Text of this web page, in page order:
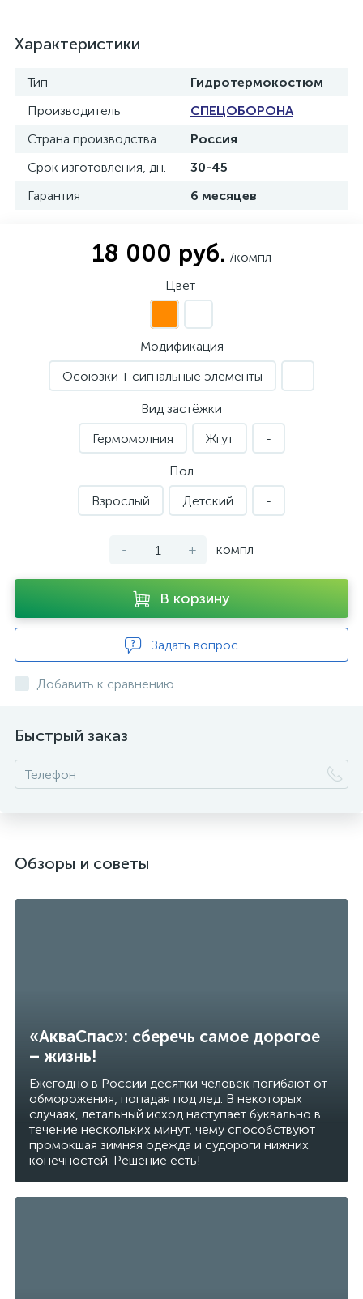
Характеристики
Тип
Гидротермокостюм
Производитель
СПЕЦОБОРОНА
Страна производства
Россия
Срок изготовления, дн.
30-45
Гарантия
6 месяцев
18 000 руб. /компл
Цвет
Модификация
Осоюзки + сигнальные элементы
-
Вид застёжки
Гермомолния
Жгут -
Пол
Взрослый
Детский -
- + компл
В корзину
Задать вопрос
Добавить к сравнению
Быстрый заказ
Обзоры и советы
«АкваСпас»: сберечь самое дорогое
– жизнь!
Ежегодно в России десятки человек погибают от
обморожения, попадая под лед. В некоторых
случаях, летальный исход наступает буквально в
течение нескольких минут, чему способствуют
промокшая зимняя одежда и судороги нижних
конечностей. Решение есть!